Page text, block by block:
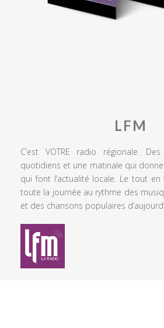
LFM
C’est VOTRE radio régionale.
quotidiens et une matinale qui
qui font l’actualité locale. Le tout en
toute la journée au rythme des
et des chansons populaires